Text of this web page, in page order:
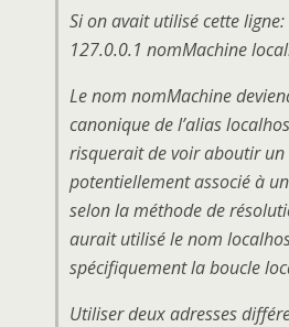
Si on avait utilisé cette ligne:
127.0.0.1 nomMachine
Le nom nomMachine
canonique de l’alias
risquerait de voir aboutir un
potentiellement associé à
selon la méthode de
aurait utilisé le nom
spécifiquement la boucle
Utiliser deux adresses